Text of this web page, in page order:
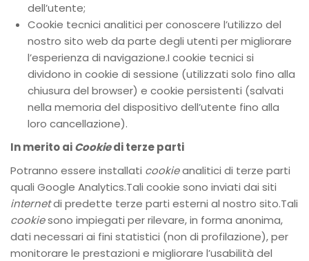
dell’utente;
Cookie tecnici analitici per conoscere l’utilizzo del
nostro sito web da parte degli utenti per migliorare
l’esperienza di navigazione.I cookie tecnici si
dividono in cookie di sessione (utilizzati solo fino alla
chiusura del browser) e cookie persistenti (salvati
nella memoria del dispositivo dell’utente fino alla
loro cancellazione).
In merito aiCookiedi terze parti
Potranno essere installati cookieanalitici di terze parti
quali Google Analytics.Tali cookie sono inviati dai siti
internetdi predette terze parti esterni al nostro sito.Tali
cookiesono impiegati per rilevare, in forma anonima,
dati necessari ai fini statistici (non di profilazione), per
monitorare le prestazioni e migliorare l’usabilità del